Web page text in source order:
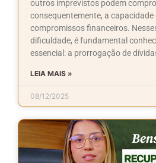
outros imprevistos podem
consequentemente, a capacidade
compromissos financeiros.
dificuldade, é fundamental
essencial: a prorrogação de
LEIA MAIS »
08/12/2025